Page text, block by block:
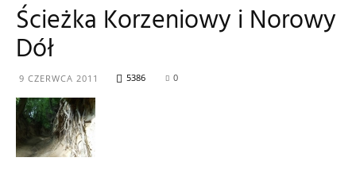
ekologiczna
Ścieżka Korzeniowy i Norowy
Dół
9 CZERWCA 2011 5386 0